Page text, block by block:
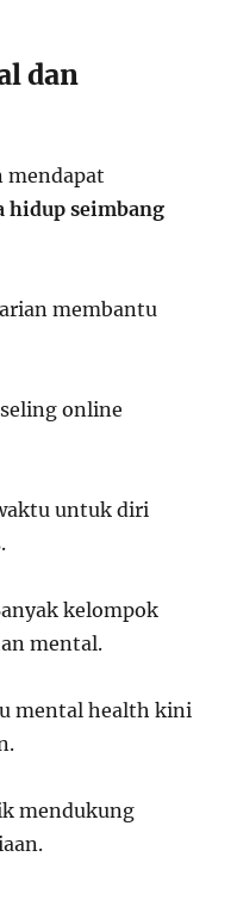
dan
mendapat
hidup seimbang
membantu
online
untuk diri
kelompok
mental.
mental health kini
mendukung